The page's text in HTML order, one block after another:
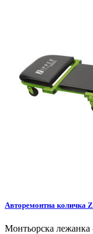
Авторемонтна количка
Монтьорска